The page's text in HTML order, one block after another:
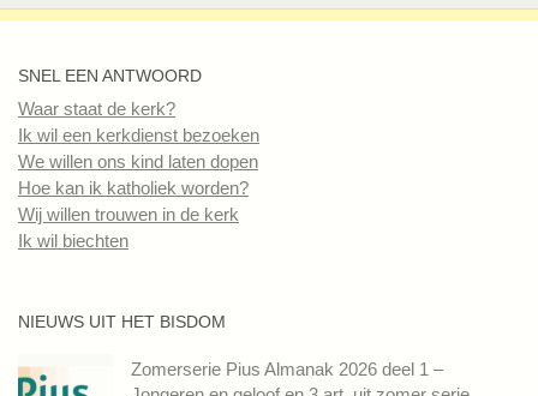
SNEL EEN ANTWOORD
Waar staat de kerk?
Ik wil een kerkdienst bezoeken
We willen ons kind laten dopen
Hoe kan ik katholiek worden?
Wij willen trouwen in de kerk
Ik wil biechten
NIEUWS UIT HET BISDOM
Zomerserie Pius Almanak 2026 deel 1 –